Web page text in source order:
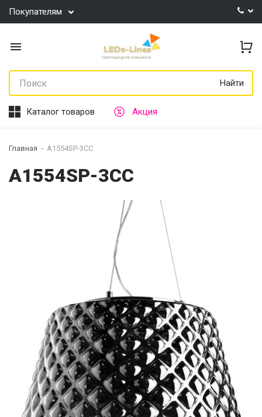
Покупателям
Найти
Каталог товаров Акция
Главная A1554SP-3CC
A1554SP-3CC